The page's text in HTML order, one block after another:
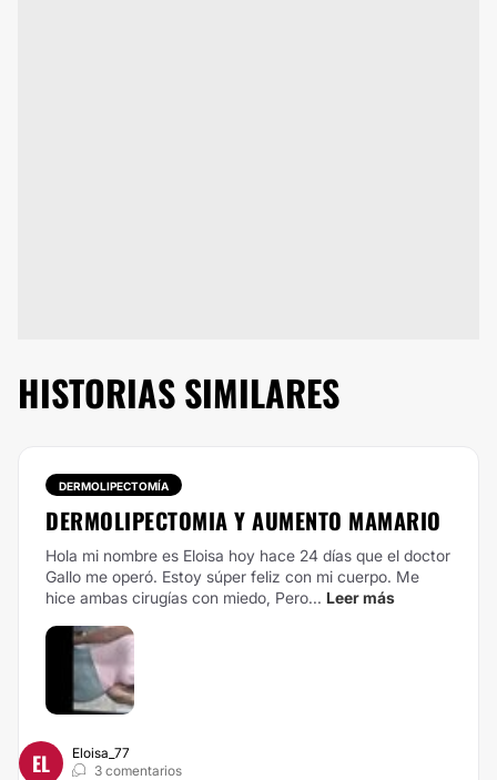
HISTORIAS SIMILARES
DERMOLIPECTOMÍA
DERMOLIPECTOMIA Y AUMENTO MAMARIO
Hola mi nombre es Eloisa hoy hace 24 días que el doctor
Gallo me operó. Estoy súper feliz con mi cuerpo. Me
hice ambas cirugías con miedo, Pero... Leer más
EL
Eloisa_77
3 comentarios